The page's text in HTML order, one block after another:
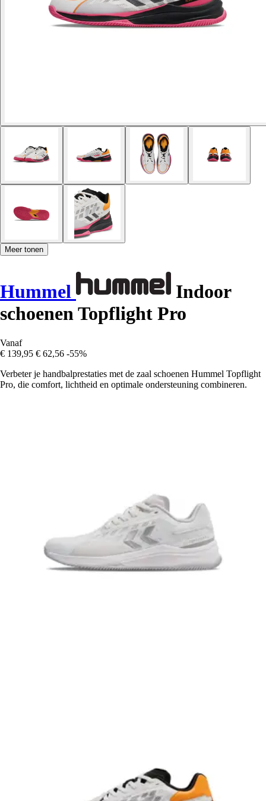
Meer tonen
Hummel
Indoor
schoenen Topflight Pro
Vanaf
€ 139,95 € 62,56 -55%
Verbeter je handbalprestaties met de zaal schoenen Hummel Topflight
Pro, die comfort, lichtheid en optimale ondersteuning combineren.